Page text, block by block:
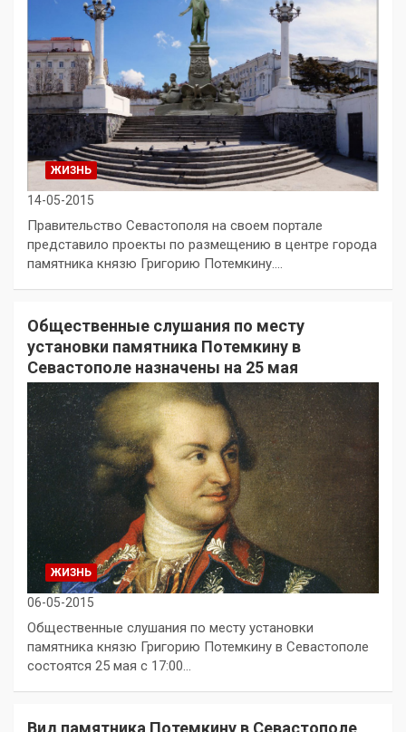
ЖИЗНЬ
14-05-2015
Правительство Севастополя на своем портале
представило проекты по размещению в центре города
памятника князю Григорию Потемкину.…
Общественные слушания по месту
установки памятника Потемкину в
Севастополе назначены на 25 мая
ЖИЗНЬ
06-05-2015
Общественные слушания по месту установки
памятника князю Григорию Потемкину в Севастополе
состоятся 25 мая с 17:00…
Вид памятника Потемкину в Севастополе